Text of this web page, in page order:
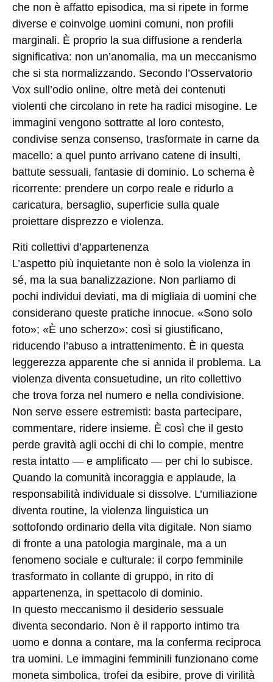
che non è affatto episodica, ma si ripete in forme
diverse e coinvolge uomini comuni, non profili
marginali. È proprio la sua diffusione a renderla
significativa: non un’anomalia, ma un meccanismo
che si sta normalizzando. Secondo l’Osservatorio
Vox sull’odio online, oltre metà dei contenuti
violenti che circolano in rete ha radici misogine. Le
immagini vengono sottratte al loro contesto,
condivise senza consenso, trasformate in carne da
macello: a quel punto arrivano catene di insulti,
battute sessuali, fantasie di dominio. Lo schema è
ricorrente: prendere un corpo reale e ridurlo a
caricatura, bersaglio, superficie sulla quale
proiettare disprezzo e violenza.
Riti collettivi d’appartenenza
L’aspetto più inquietante non è solo la violenza in
sé, ma la sua banalizzazione. Non parliamo di
pochi individui deviati, ma di migliaia di uomini che
considerano queste pratiche innocue. «Sono solo
foto»; «È uno scherzo»: così si giustificano,
riducendo l’abuso a intrattenimento. È in questa
leggerezza apparente che si annida il problema. La
violenza diventa consuetudine, un rito collettivo
che trova forza nel numero e nella condivisione.
Non serve essere estremisti: basta partecipare,
commentare, ridere insieme. È così che il gesto
perde gravità agli occhi di chi lo compie, mentre
resta intatto — e amplificato — per chi lo subisce.
Quando la comunità incoraggia e applaude, la
responsabilità individuale si dissolve. L’umiliazione
diventa routine, la violenza linguistica un
sottofondo ordinario della vita digitale. Non siamo
di fronte a una patologia marginale, ma a un
fenomeno sociale e culturale: il corpo femminile
trasformato in collante di gruppo, in rito di
appartenenza, in spettacolo di dominio.
In questo meccanismo il desiderio sessuale
diventa secondario. Non è il rapporto intimo tra
uomo e donna a contare, ma la conferma reciproca
tra uomini. Le immagini femminili funzionano come
moneta simbolica, trofei da esibire, prove di virilità